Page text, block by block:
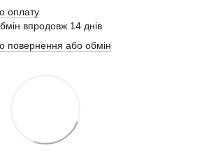
оплату
впродовж 14 днів
повернення або обмін